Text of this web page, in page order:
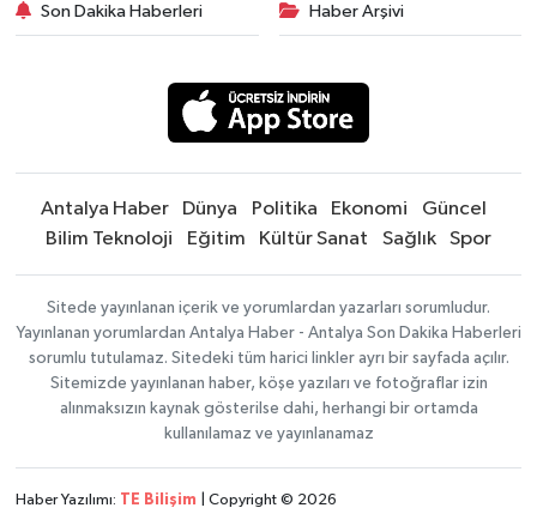
Son Dakika Haberleri Haber Arşivi
Antalya Haber Dünya Politika Ekonomi
Güncel
Bilim Teknoloji
Eğitim Kültür Sanat Sağlık Spor
Sitede yayınlanan içerik ve yorumlardan yazarları sorumludur.
Yayınlanan yorumlardan Antalya Haber - Antalya Son Dakika Haberleri
sorumlu tutulamaz. Sitedeki tüm harici linkler ayrı bir sayfada açılır.
Sitemizde yayınlanan haber, köşe yazıları ve fotoğraflar izin
alınmaksızın kaynak gösterilse dahi, herhangi bir ortamda
kullanılamaz ve yayınlanamaz
Haber Yazılımı: TE Bilişim | Copyright © 2026